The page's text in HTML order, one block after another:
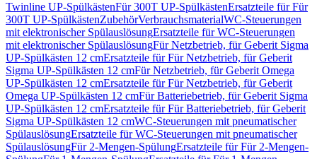
Twinline UP-SpülkästenFür 300T UP-SpülkästenErsatzteile für Für
300T UP-SpülkästenZubehörVerbrauchsmaterialWC-Steuerungen
mit elektronischer SpülauslösungErsatzteile für WC-Steuerungen
mit elektronischer SpülauslösungFür Netzbetrieb, für Geberit Sigma
UP-Spülkästen 12 cmErsatzteile für Für Netzbetrieb, für Geberit
Sigma UP-Spülkästen 12 cmFür Netzbetrieb, für Geberit Omega
UP-Spülkästen 12 cmErsatzteile für Für Netzbetrieb, für Geberit
Omega UP-Spülkästen 12 cmFür Batteriebetrieb, für Geberit Sigma
UP-Spülkästen 12 cmErsatzteile für Für Batteriebetrieb, für Geberit
Sigma UP-Spülkästen 12 cmWC-Steuerungen mit pneumatischer
SpülauslösungErsatzteile für WC-Steuerungen mit pneumatischer
SpülauslösungFür 2-Mengen-SpülungErsatzteile für Für 2-Mengen-